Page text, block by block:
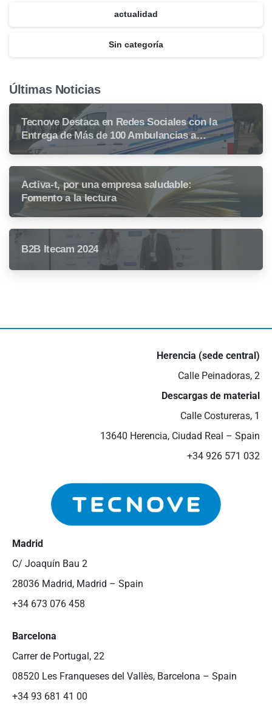
actualidad
Sin categoría
Últimas Noticias
Tecnove Destaca en Redes Sociales con la
Entrega de Más de 100 Ambulancias a
Centroamérica
Activa-t, por una empresa saludable:
Fomento a la lectura
B2B Itecam 2024
Herencia (sede central)
Calle Peinadoras, 2
Descargas de material
Calle Costureras, 1
13640 Herencia, Ciudad Real – Spain
+34 926 571 032
Madrid
C/ Joaquín Bau 2
28036 Madrid, Madrid – Spain
+34 673 076 458
Barcelona
Carrer de Portugal, 22
08520 Les Franqueses del Vallès, Barcelona – Spain
+34 93 681 41 00